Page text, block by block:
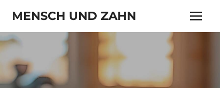
Inhalt
springen
MENSCH UND ZAHN
Zahn
und
Menü